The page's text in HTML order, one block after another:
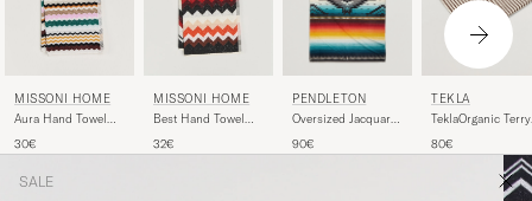
MISSONI HOME
Aura Hand Towel
30€
MISSONI HOME
Best Hand Towel
32€
PENDLETON
Oversized Jacquard
Sunset
90€
TEKLA
TeklaOrganic Terry
Stripes
80€
SALE